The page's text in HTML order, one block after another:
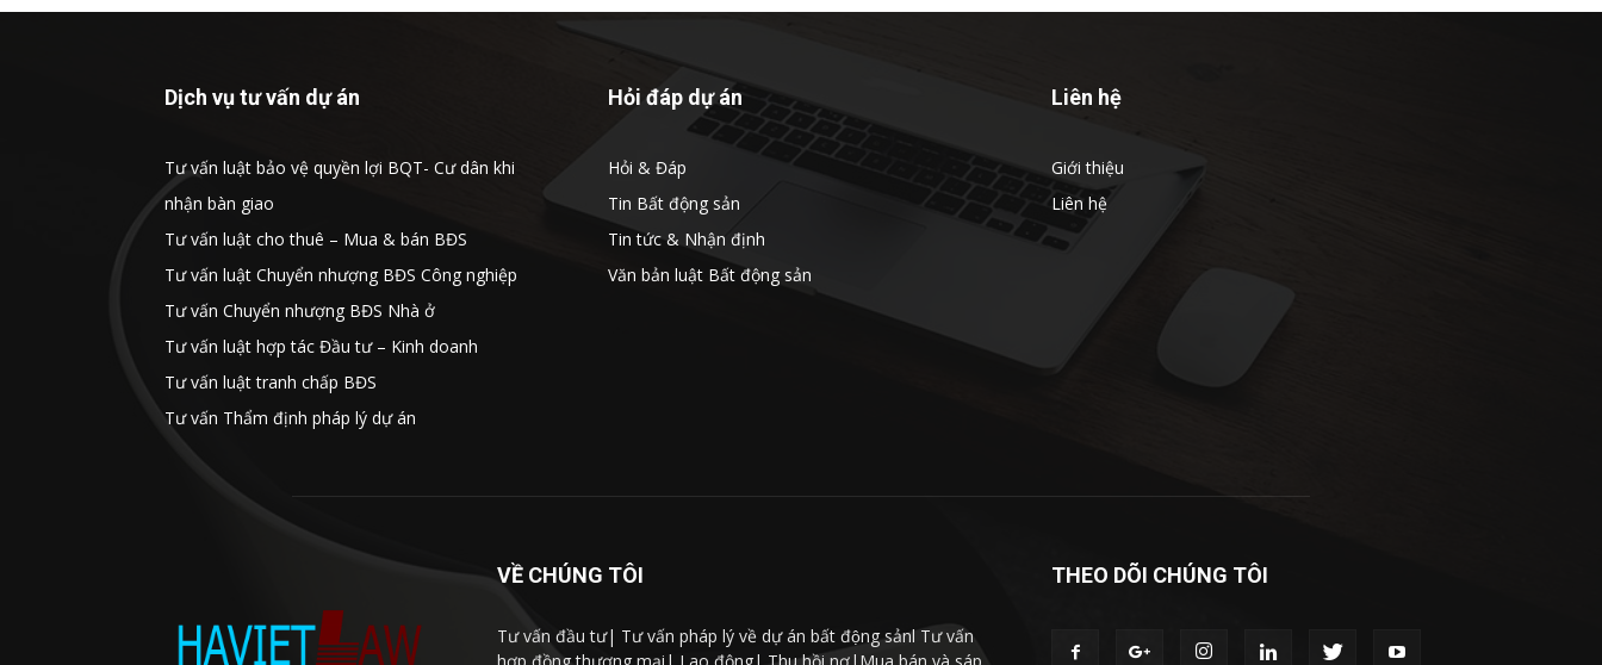
Dịch vụ tư vấn dự án
Tư vấn luật bảo vệ quyền lợi BQT- Cư dân khi
nhận bàn giao
Tư vấn luật cho thuê – Mua & bán BĐS
Tư vấn luật Chuyển nhượng BĐS Công nghiệp
Tư vấn Chuyển nhượng BĐS Nhà ở
Tư vấn luật hợp tác Đầu tư – Kinh doanh
Tư vấn luật tranh chấp BĐS
Tư vấn Thẩm định pháp lý dự án
Hỏi đáp dự án
Hỏi & Đáp
Tin Bất động sản
Tin tức & Nhận định
Văn bản luật Bất động sản
Liên hệ
Giới thiệu
Liên hệ
VỀ CHÚNG TÔI
Tư vấn đầu tư| Tư vấn pháp lý về dự án bất động sảnl Tư vấn
THEO DÕI CHÚNG TÔI